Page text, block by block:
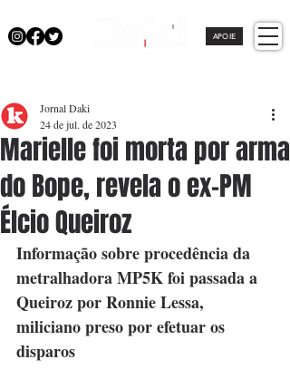
APOIE
Marielle foi morta por arma
do Bope, revela o ex-PM
Élcio Queiroz
Jornal Daki
24 de jul. de 2023
Informação sobre procedência da
metralhadora MP5K foi passada a
Queiroz por Ronnie Lessa,
miliciano preso por efetuar os
disparos